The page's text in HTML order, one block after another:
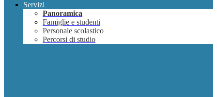
Servizi
Panoramica
Famiglie e studenti
Personale scolastico
Percorsi di studio